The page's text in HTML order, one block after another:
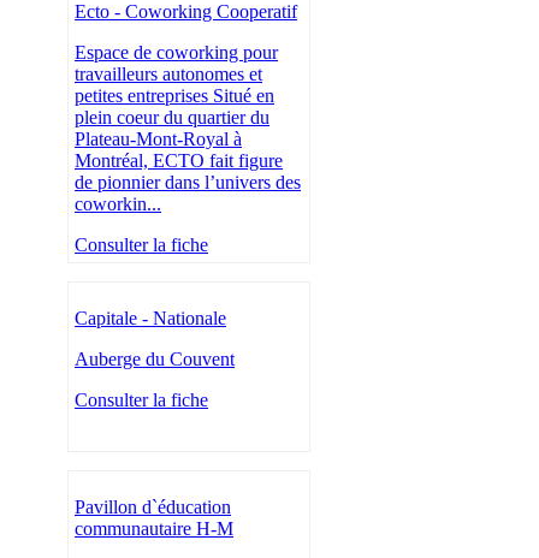
Ecto - Coworking Cooperatif
Espace de coworking pour
travailleurs autonomes et
petites entreprises Situé en
plein coeur du quartier du
Plateau-Mont-Royal à
Montréal, ECTO fait figure
de pionnier dans l’univers des
coworkin...
Consulter la fiche
Capitale - Nationale
Auberge du Couvent
Consulter la fiche
Pavillon d`éducation
communautaire H-M